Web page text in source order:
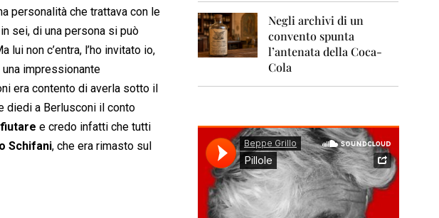
2
0
1
2
2
1
3
personalità che trattava con le
sei, di una persona si può
lui non c’entra, l’ho invitato io,
impressionante
era contento di averla sotto il
diedi a Berlusconi il conto
e credo infatti che tutti
Schifani, che era rimasto sul
Negli archivi di un
convento spunta
l’antenata della Coca-
Cola